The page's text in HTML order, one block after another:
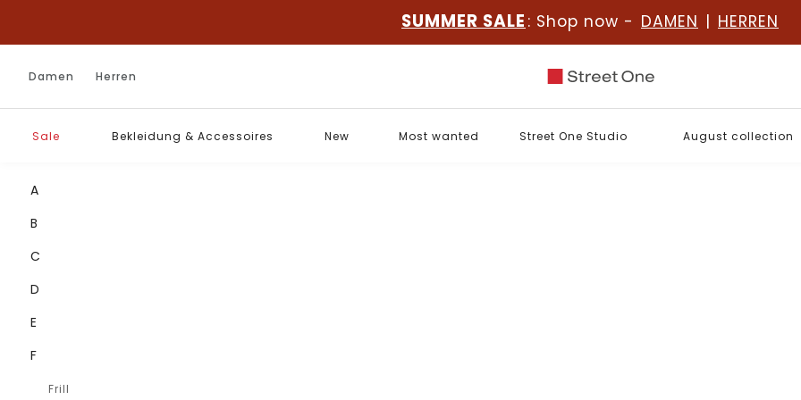
SUMMER SALE : Shop now - DAMEN | HERREN
Damen Herren
Sale Bekleidung & Accessoires New Most wanted Street One Studio August collection
A
B
C
D
E
F
Frill